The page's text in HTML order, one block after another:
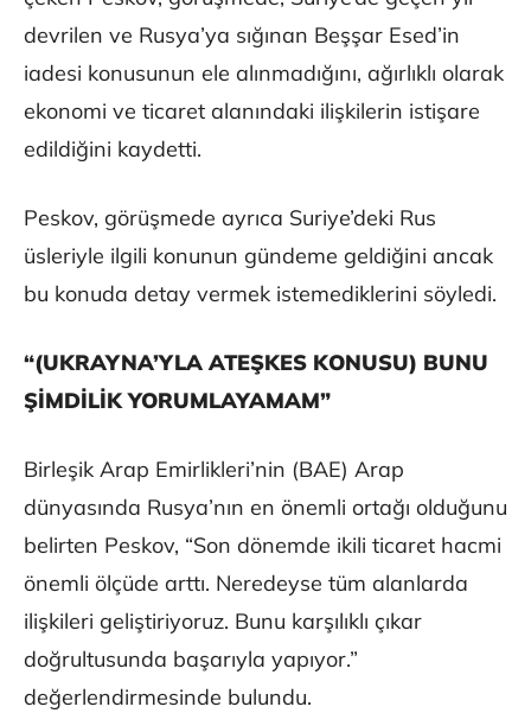
devrilen ve Rusya’ya sığınan Beşşar Esed’in
iadesi konusunun ele alınmadığını, ağırlıklı olarak
ekonomi ve ticaret alanındaki ilişkilerin istişare
edildiğini kaydetti.
Peskov, görüşmede ayrıca Suriye’deki Rus
üsleriyle ilgili konunun gündeme geldiğini ancak
bu konuda detay vermek istemediklerini söyledi.
“(UKRAYNA’YLA ATEŞKES KONUSU) BUNU
ŞİMDİLİK YORUMLAYAMAM”
Birleşik Arap Emirlikleri’nin (BAE) Arap
dünyasında Rusya’nın en önemli ortağı olduğunu
belirten Peskov, “Son dönemde ikili ticaret hacmi
önemli ölçüde arttı. Neredeyse tüm alanlarda
ilişkileri geliştiriyoruz. Bunu karşılıklı çıkar
doğrultusunda başarıyla yapıyor.”
değerlendirmesinde bulundu.